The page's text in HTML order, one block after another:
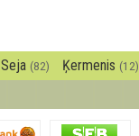
Seja (82) Ķermenis (12)